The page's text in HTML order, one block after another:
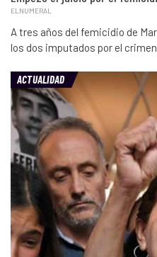
ELNUMERAL
A tres años del femicidio de
los dos imputados por el
ACTUALIDAD